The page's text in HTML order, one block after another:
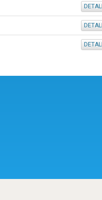
DETALII
DETALII
DETALII